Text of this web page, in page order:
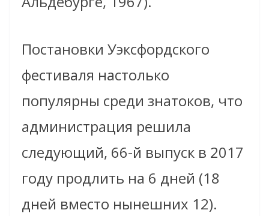
Постановки Уэксфордского
фестиваля настолько
популярны среди знатоков, что
администрация решила
следующий, 66-й выпуск в 2017
году продлить на 6 дней (18
дней вместо нынешних 12).